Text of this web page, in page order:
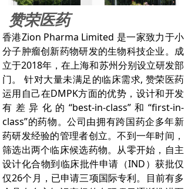
香港Zion Pharma Limited 是一家致力于小
分子肿瘤创新药物研发的生物科技企业。成
立于2018年，在上海和苏州分别设立研发部
门。 针对大量未满足的临床需求, 赞荣医药
运用自己在DMPK方面的优势，设计和开发
有差异化的“best-in-class”和“first-in-
class”的药物。公司由拥有跨国药企多年新
药研发经验的管理者创立。不到一年时间，
筛选出两个临床候选药物。从零开始，自主
设计化合物到临床批件申请（IND）获批仅
仅26个月，已申请三项国际专利。目前有多
赞荣医药